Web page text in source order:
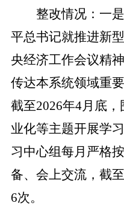
整改情况： 一是
平总书记就推进新
央经济工作会议精神
传达本系统领域重
截至2026年4月底，
业化等主题开展学习
习中心组每月严格
备、会上交流，截至
6次。